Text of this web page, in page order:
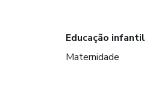
Educação
Maternidade